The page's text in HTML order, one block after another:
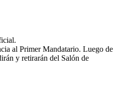
al Primer Mandatario. Luego de
y retirarán del Salón de